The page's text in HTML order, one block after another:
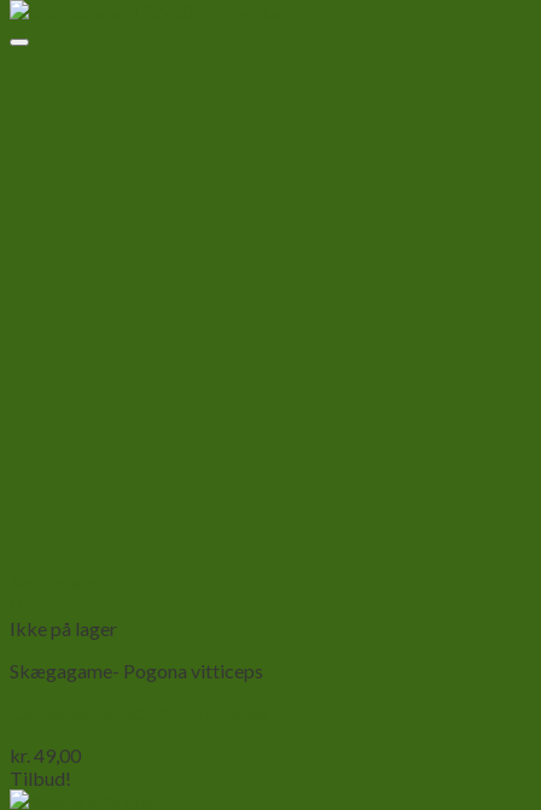
Ikke på lager
Skægagame- Pogona vitticeps
kr. 49,00
Tilbud!